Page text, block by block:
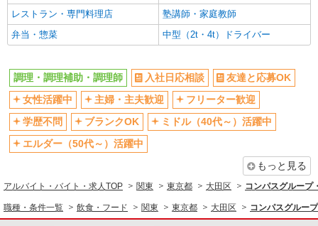
レストラン・専門料理店
塾講師・家庭教師
弁当・惣菜
中型（2t・4t）ドライバー
調理・調理補助・調理師 入社日応相談
友達と応募OK
女性活躍中
主婦・主夫歓迎
フリーター歓迎
学歴不問
ブランクOK
ミドル（40代～）活躍中
エルダー（50代～）活躍中
もっと見る
アルバイト・バイト・求人TOP 関東 東京都 大田区 コンパスグルー
職種・条件一覧 飲食・フード 関東 東京都 大田区 コンパスグルー